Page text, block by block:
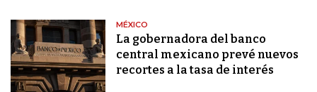
MÉXICO
La gobernadora del banco
central mexicano prevé nuevos
recortes a la tasa de interés